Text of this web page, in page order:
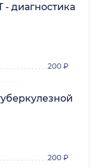
- диагностика
200 ₽
200 ₽